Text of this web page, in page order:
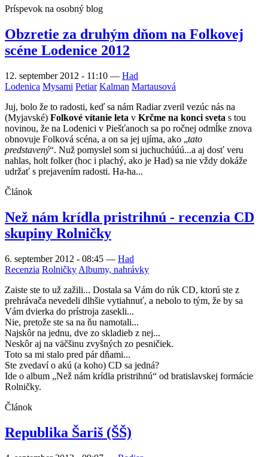
Príspevok na osobný blog
Obzretie za druhým dňom na Folkovej
scéne Lodenice 2012
12. september 2012 - 11:10 — Had
Lodenica Mysami Petiar Kalman Martausová
Juj, bolo že to radosti, keď sa nám Radiar zveril vezúc nás na
(Myjavské) Folkové vítanie leta v Krčme na konci sveta s tou
novinou, že na Lodenici v Piešťanoch sa po ročnej odmĺke znova
obnovuje Folková scéna, a on sa jej ujíma, ako „tato
predstavený“. Nuž pomyslel som si juchuchúúú...a aj dosť veru
nahlas, holt folker (hoc i plachý, ako je Had) sa nie vždy dokáže
udržať s prejavením radosti. Ha-ha...
Článok
Než nám krídla pristrihnú - recenzia CD
skupiny Rolničky
6. september 2012 - 08:45 — Had
Recenzia Rolničky Albumy, nahrávky
Zaiste ste to už zažili... Dostala sa Vám do rúk CD, ktorú ste z
prehrávača nevedeli dlhšie vytiahnuť, a nebolo to tým, že by sa
Vám dvierka do prístroja zasekli...
Nie, pretože ste sa na ňu namotali...
Najskôr na jednu, dve zo skladieb z nej...
Neskôr aj na väčšinu zvyšných zo pesničiek.
Toto sa mi stalo pred pár dňami...
Ste zvedaví o akú (a koho) CD sa jedná?
Ide o album „Než nám krídla pristrihnú“ od bratislavskej formácie
Rolničky.
Článok
Republika Šariš (ŠŠ)